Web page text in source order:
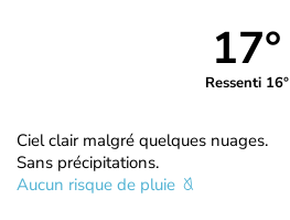
17°
Ressenti 16°
Ciel clair malgré quelques nuages.
Sans précipitations.
Aucun risque de pluie